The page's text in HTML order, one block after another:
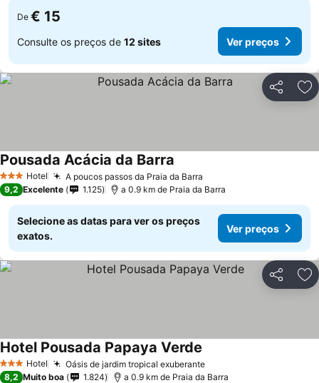
De € 15
Consulte os preços de 12 sites Ver preços
Partilhar
3 EstrelasHotel A poucos passos da Praia da Barra
Pousada Acácia da Barra
9,2 Excelente 1.125 a 0.9 km de Praia da Barra
Selecione as datas para ver os preços
exatos.
Ver preços
Partilhar
3 EstrelasHotel Oásis de jardim tropical exuberante
Hotel Pousada Papaya Verde
8,2 Muito boa 1.824 a 0.9 km de Praia da Barra